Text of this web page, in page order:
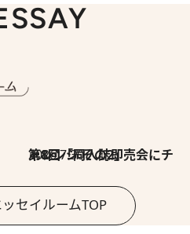
2026.7.30
第8回「同人誌即売会にチャレンジ その2」
セイルームTOP